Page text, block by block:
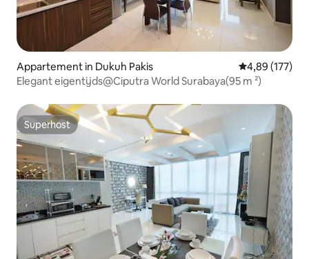
Appartement in Dukuh Pakis Gemiddelde
4,89 (177)
Elegant eigentijds@Ciputra World Surabaya(95 m ²)
Superhost
Superhost